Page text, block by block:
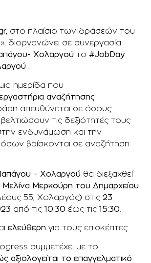
στο πλαίσιο των δράσεών του
», διοργανώνει σε συνεργασία
Χολαργού το #JobDay
ημερίδα που
αναζήτησης
απευθύνεται σε όσους
τις δεξιότητές τους
ενδυνάμωση και την
όσων βρίσκονται σε αναζήτηση
– Χολαργού θα διεξαχθεί
Μελίνα Μερκούρη του Δημαρχείου
55, Χολαργός) στις 23
από τις 10:30 έως τις 15:30
ελεύθερη για τους επισκέπτες.
συμμετέχει με το
αξιολογείται το επαγγελματικό